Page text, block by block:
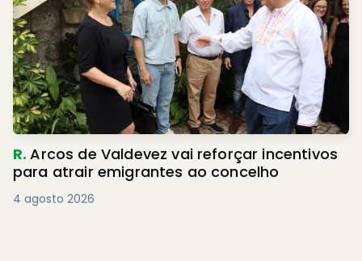
R.Arcos de Valdevez vai reforçar incentivos
para atrair emigrantes ao concelho
4 agosto 2026